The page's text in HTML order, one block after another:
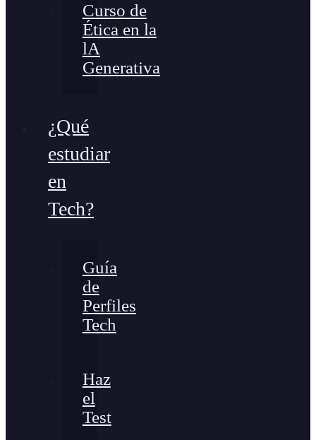
Curso de
Ética en la
lA
Generativa
¿Qué
estudiar
en
Tech?
Guía
de
Perfiles
Tech
Haz
el
Test